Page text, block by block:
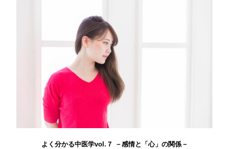
よく分かる中医学vol.７ －感情と「心」の関係－